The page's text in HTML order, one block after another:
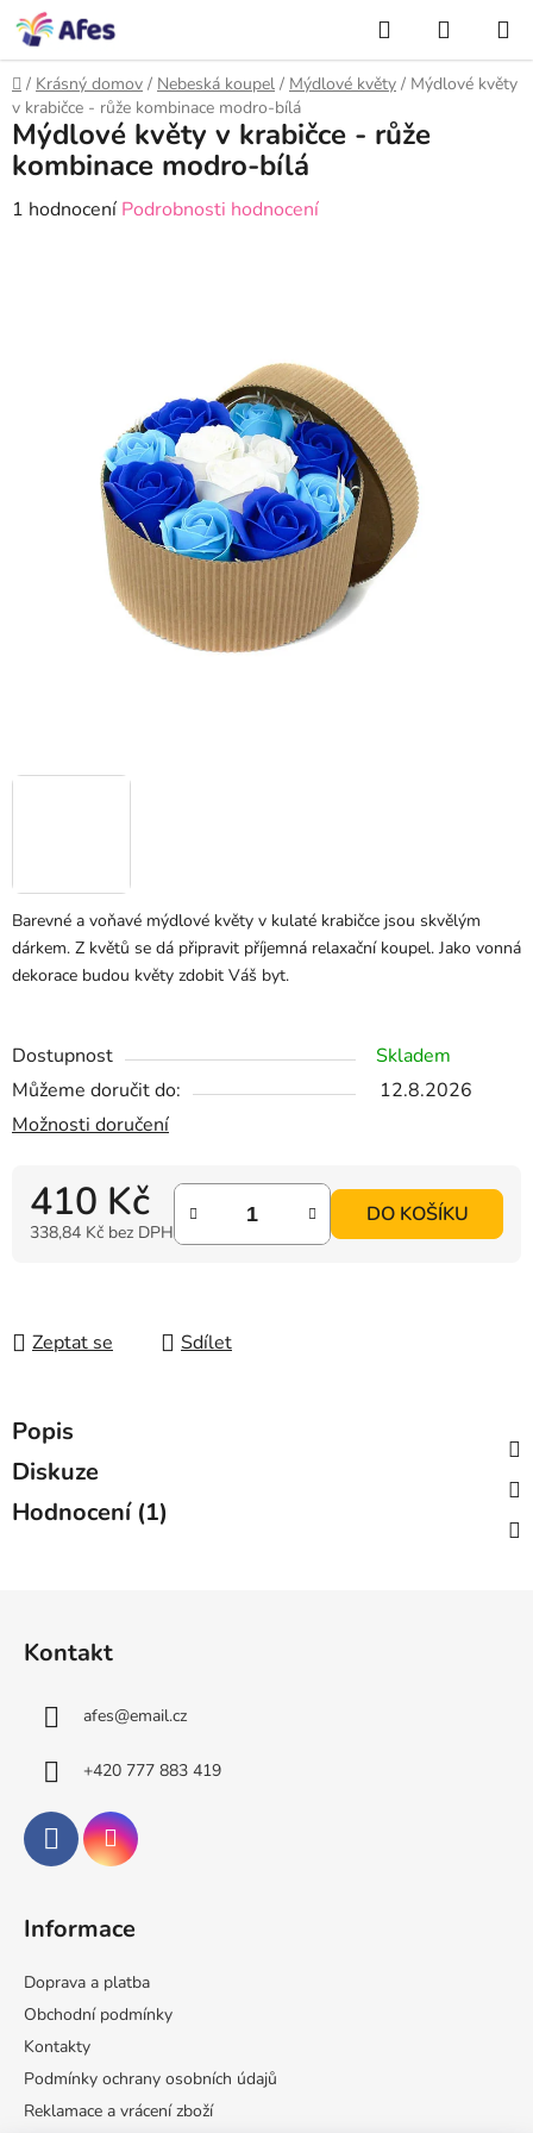
Přejít
na
obsah
KOŠÍK
Domů
/ Krásný domov / Nebeská koupel / Mýdlové květy / Mýdlové květy
v krabičce - růže kombinace modro-bílá
Barevné a voňavé mýdlové květy v kulaté krabičce jsou skvělým
dárkem. Z květů se dá připravit příjemná relaxační koupel. Jako vonná
dekorace budou květy zdobit Váš byt.
Dostupnost
Skladem
Můžeme doručit do:
12.8.2026
Možnosti doručení
410 Kč
338,84 Kč bez DPH
DO KOŠÍKU
Zeptat se Sdílet
Mýdlové květy v krabičce - růže
kombinace modro-bílá
Průměrné
1 hodnocení Podrobnosti hodnocení
Popis
Diskuze
Hodnocení (1)
Kontakt
afes@email.cz
+420 777 883 419
Informace
Doprava a platba
Obchodní podmínky
Kontakty
Podmínky ochrany osobních údajů
Reklamace a vrácení zboží